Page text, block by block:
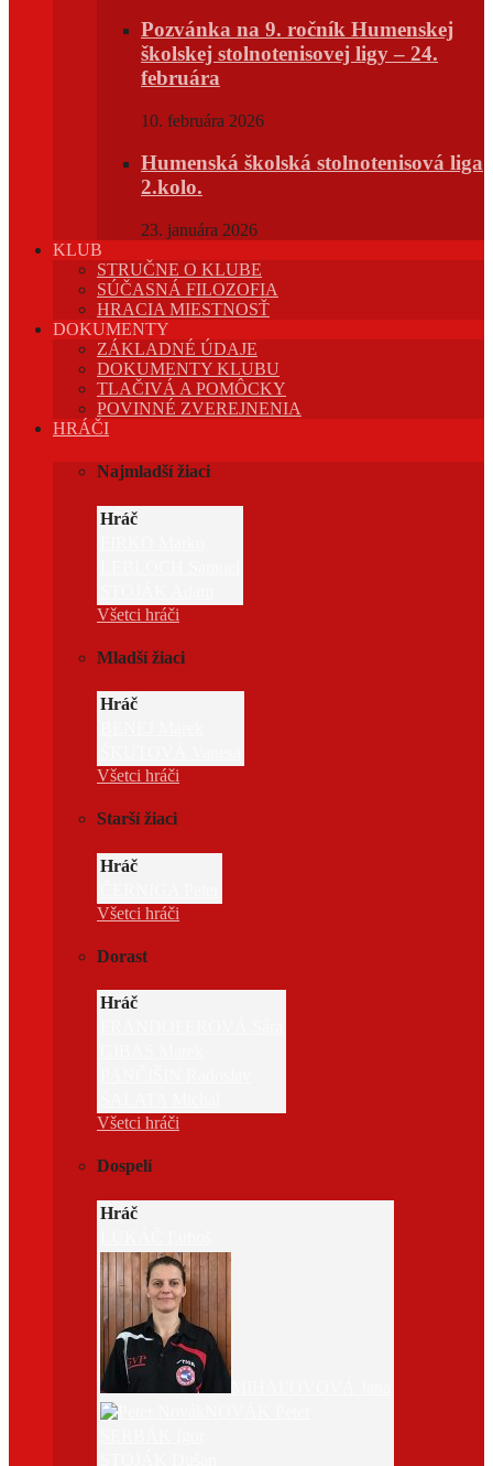
Pozvánka na 9. ročník Humenskej
školskej stolnotenisovej ligy – 24.
februára
10. februára 2026
Humenská školská stolnotenisová liga
2.kolo.
23. januára 2026
KLUB
STRUČNE O KLUBE
SÚČASNÁ FILOZOFIA
HRACIA MIESTNOSŤ
DOKUMENTY
ZÁKLADNÉ ÚDAJE
DOKUMENTY KLUBU
TLAČIVÁ A POMÔCKY
POVINNÉ ZVEREJNENIA
HRÁČI
Najmladší žiaci
Hráč
Všetci hráči
Mladší žiaci
Hráč
Všetci hráči
Starší žiaci
Hráč
Všetci hráči
Dorast
Hráč
Všetci hráči
Dospelí
Hráč